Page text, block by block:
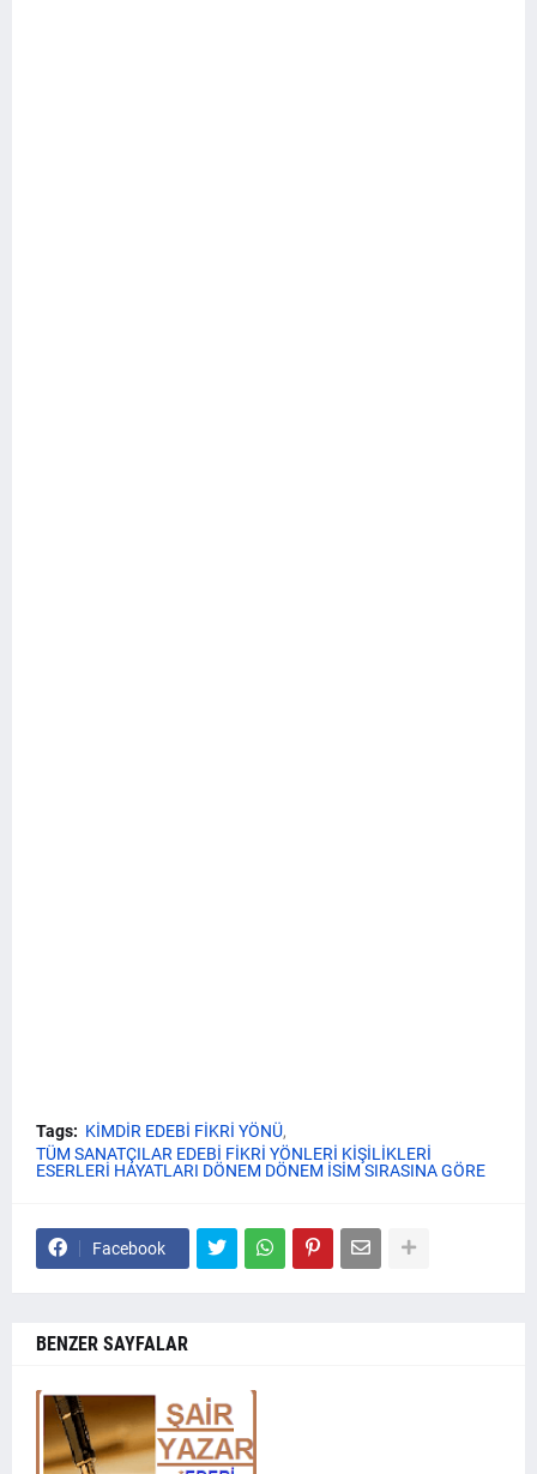
Tags: KİMDİR EDEBİ FİKRİ YÖNÜ
TÜM SANATÇILAR EDEBİ FİKRİ YÖNLERİ KİŞİLİKLERİ
ESERLERİ HAYATLARI DÖNEM DÖNEM İSİM SIRASINA GÖRE
Facebook
BENZER SAYFALAR